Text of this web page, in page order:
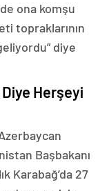
de ona komşu
topraklarının
diye
Herşeyi
Başbakanı
Karabağ’da 27